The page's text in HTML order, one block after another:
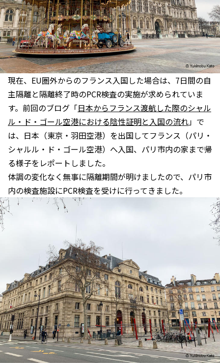
現在、EU圏外からのフランス入国した場合は、7日間の自
主隔離と隔離終了時のPCR検査の実施が求められていま
す。前回のブログ「日本からフランス渡航した際のシャル
ル・ド・ゴール空港における陰性証明と入国の流れ」で
は、日本（東京・羽田空港）を出国してフランス（パリ・
シャルル・ド・ゴール空港）へ入国、パリ市内の家まで帰
る様子をレポートしました。
体調の変化なく無事に隔離期間が明けましたので、パリ市
内の検査施設にPCR検査を受けに行ってきました。